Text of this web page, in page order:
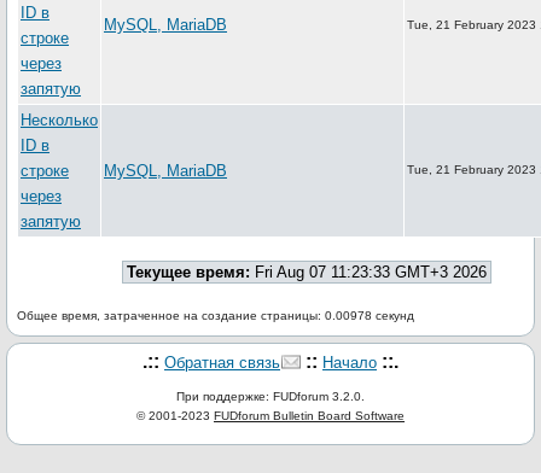
ID в
строке
через
запятую
MySQL, MariaDB Tue, 21 February 2023
Несколько
ID в
строке
через
запятую
MySQL, MariaDB Tue, 21 February 2023
Текущее время: Fri Aug 07 11:23:33 GMT+3 2026
Общее время, затраченное на создание страницы: 0.00978 секунд
.:: Обратная связь :: Начало ::.
При поддержке: FUDforum 3.2.0.
© 2001-2023 FUDforum Bulletin Board Software